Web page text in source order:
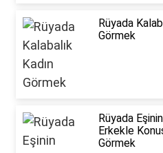
Rüyada
Görmek
Rüyada
Erkekle
Görmek